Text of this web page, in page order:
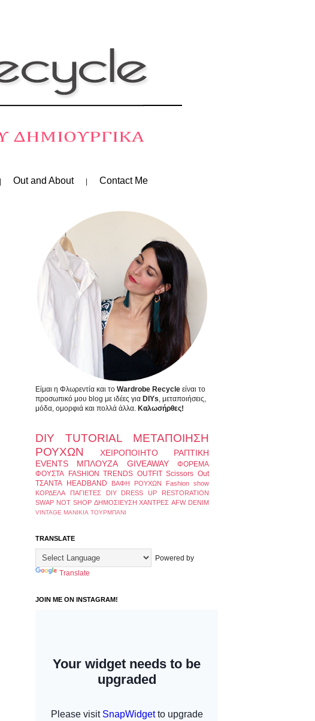
Out and About Contact Me
Είμαι η Φλωρεντία και το Wardrobe Recycle είναι το
προσωπικό μου blog με ιδέες για DIYs, μεταποιήσεις,
μόδα, ομορφιά και πολλά άλλα. Καλωσήρθες!
DIY TUTORIAL
ΜΕΤΑΠΟΙΗΣΗ
ΡΟΥΧΩΝ
ΧΕΙΡΟΠΟΙΗΤΟ
ΡΑΠΤΙΚΗ
EVENTS
ΜΠΛΟΥΖΑ GIVEAWAY
ΦΟΡΕΜΑ
ΦΟΥΣΤΑ
FASHION TRENDS OUTFIT Scissors Out
ΤΣΑΝΤΑ
HEADBAND ΒΑΦΗ ΡΟΥΧΩΝ
Fashion show
ΚΟΡΔΕΛΑ
ΠΑΓΙΕΤΕΣ DIY DRESS UP
RESTORATION
SWAP NOT SHOP ΔΗΜΟΣΙΕΥΣΗ ΧΑΝΤΡΕΣ AFW DENIM
VINTAGE ΜΑΝΙΚΙΑ ΤΟΥΡΜΠΑΝΙ
TRANSLATE
Powered by
Translate
JOIN ME ON INSTAGRAM!